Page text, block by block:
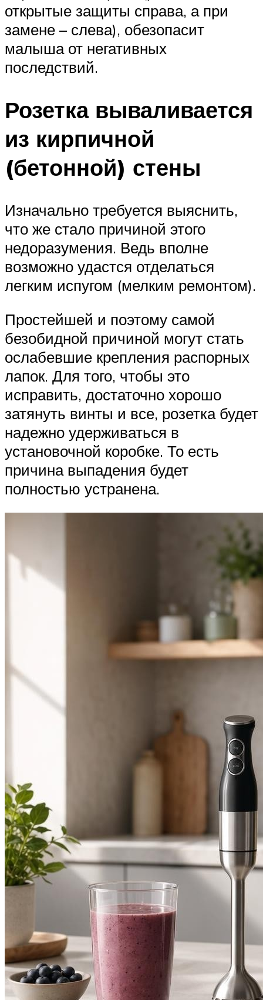
открытые защиты справа, а при
замене – слева), обезопасит
малыша от негативных
последствий.
Розетка вываливается
из кирпичной
(бетонной) стены
Изначально требуется выяснить,
что же стало причиной этого
недоразумения. Ведь вполне
возможно удастся отделаться
легким испугом (мелким ремонтом).
Простейшей и поэтому самой
безобидной причиной могут стать
ослабевшие крепления распорных
лапок. Для того, чтобы это
исправить, достаточно хорошо
затянуть винты и все, розетка будет
надежно удерживаться в
установочной коробке. То есть
причина выпадения будет
полностью устранена.